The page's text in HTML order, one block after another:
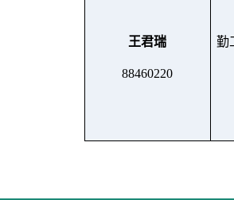
王君瑞
88460220
勤